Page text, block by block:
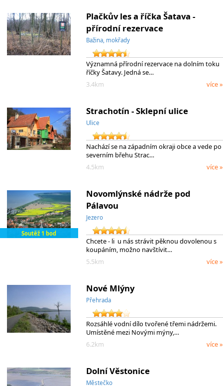
Plačkův les a říčka Šatava -
přírodní rezervace
Bažina, mokřady
Významná přírodní rezervace na dolním toku
říčky Šatavy. Jedná se…
3.4km
více »
Strachotín - Sklepní ulice
Ulice
Nachází se na západním okraji obce a vede po
severním břehu Strac…
4.5km
více »
Soutěž 1 bod
Novomlýnské nádrže pod
Pálavou
Jezero
Chcete - li u nás strávit pěknou dovolenou s
koupáním, možno navštívit…
5.5km
více »
Nové Mlýny
Přehrada
Rozsáhlé vodní dílo tvořené třemi nádržemi.
Umístěné mezi Novými mýny,…
6.2km
více »
Dolní Věstonice
Městečko